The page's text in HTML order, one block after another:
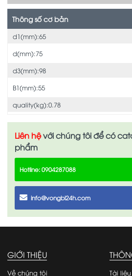
Thông số cơ bản
d1(mm):65
d(mm):75
d3(mm):98
B1(mm):55
quality(kg):0.78
Liên hệvới chúng tôi để có
phẩm
Hotline: 0904287088
info@vongbi24h.com
GIỚI THIỆU
Về chúng tôi Tài